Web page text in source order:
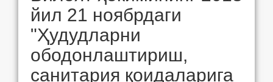
йил 21 ноябрдаги
"Ҳудудларни
ободонлаштириш,
санитария қоидаларига